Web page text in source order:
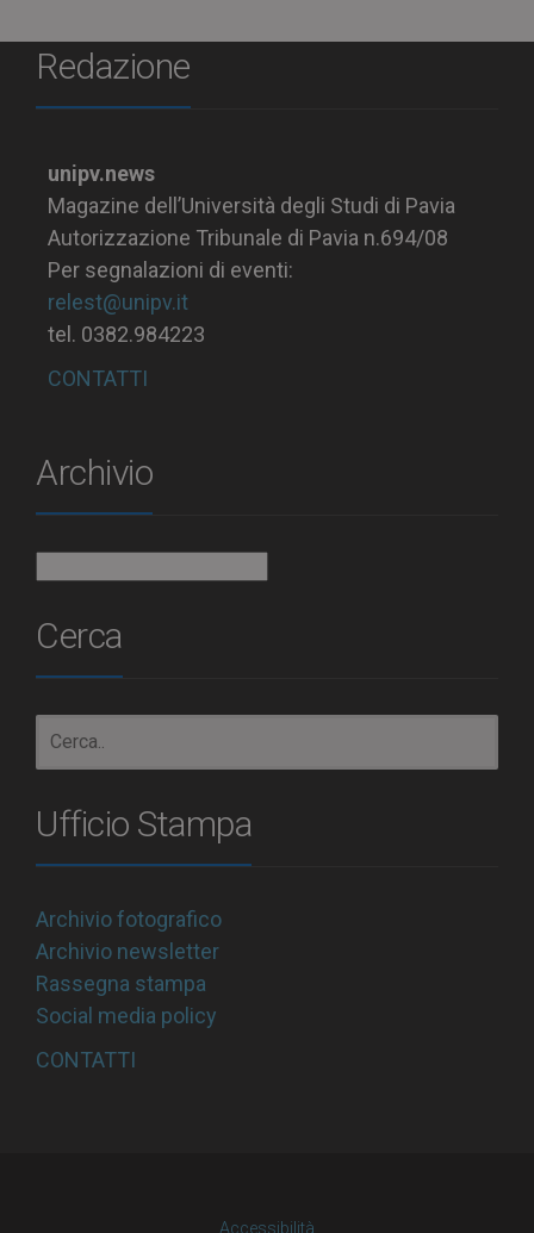
Redazione
unipv.news
Magazine dell’Università degli Studi di Pavia
Autorizzazione Tribunale di Pavia n.694/08
Per segnalazioni di eventi:
relest@unipv.it
tel. 0382.984223
CONTATTI
Archivio
Cerca
Ufficio Stampa
Archivio fotografico
Archivio newsletter
Rassegna stampa
Social media policy
CONTATTI
Accessibilità